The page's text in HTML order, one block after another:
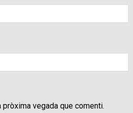
vegada que comenti.